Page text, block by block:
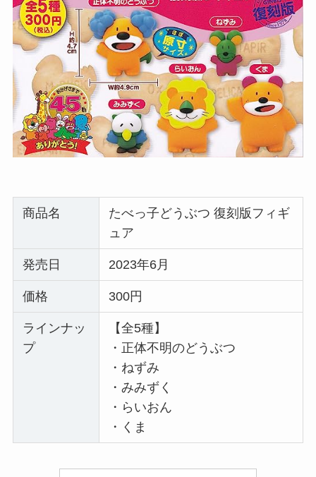
商品名
たべっ子どうぶつ 復刻版フィギ
ュア
発売日 2023年6月
価格 300円
ラインナッ
プ
【全5種】
・正体不明のどうぶつ
・ねずみ
・みみずく
・らいおん
・くま